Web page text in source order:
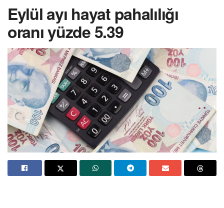
Eylül ayı hayat pahalılığı
oranı yüzde 5.39